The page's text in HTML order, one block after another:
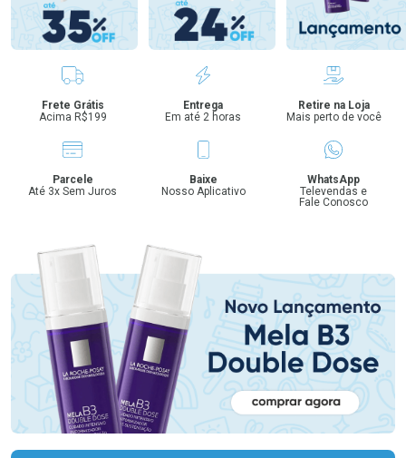
Benefícios
Frete Grátis
Acima R$199
Entrega
Em até 2 horas
Retire na Loja
Mais perto de você
Parcele
Até 3x Sem Juros
Baixe
Nosso Aplicativo
WhatsApp
Televendas e
Fale Conosco